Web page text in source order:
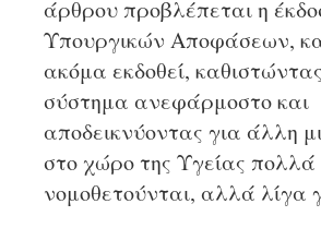
άρθρου προβλέπεται η
Υπουργικών Αποφάσεων,
ακόμα εκδοθεί,
σύστημα ανεφάρμοστο και
αποδεικνύοντας για άλλη
στο χώρο της Υγείας πολλά
νομοθετούνται, αλλά λίγα